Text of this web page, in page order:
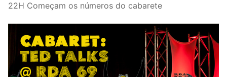
22H Começam os números do cabarete